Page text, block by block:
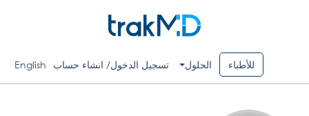
للأطباء الحلول تسجيل الدخول/ انشاء حساب English